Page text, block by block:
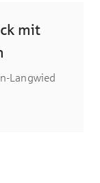
mit
Langwied